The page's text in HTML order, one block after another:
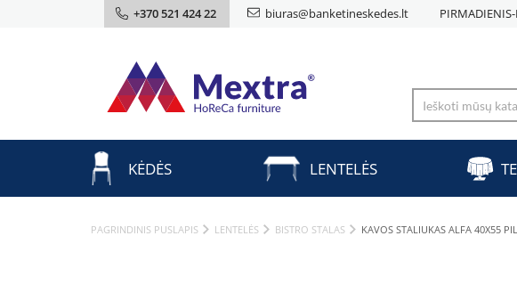
+370 521 424 22 biuras@banketineskedes.lt
KĖDĖS LENTELĖS
PAGRINDINIS PUSLAPIS LENTELĖS BISTRO STALAS KAVOS STALIUKAS ALFA 40X55